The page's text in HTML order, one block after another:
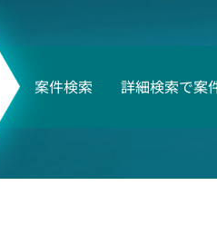
案件検索 詳細検索で案